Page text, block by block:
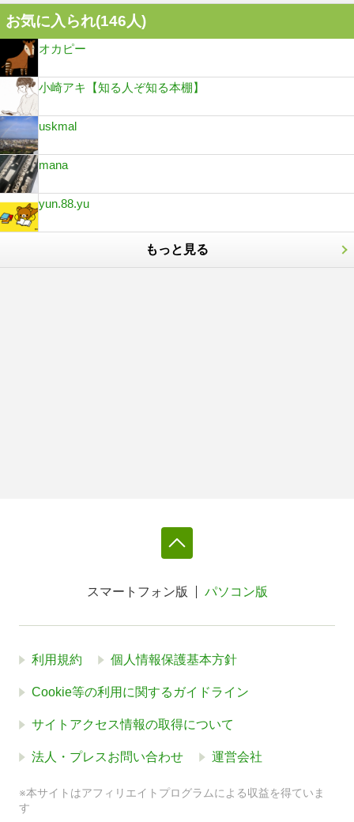
お気に入られ(146人)
オカピー
小崎アキ【知る人ぞ知る本棚】
uskmal
mana
yun.88.yu
もっと見る
スマートフォン版 パソコン版
利用規約 個人情報保護基本方針
Cookie等の利用に関するガイドライン
サイトアクセス情報の取得について
法人・プレスお問い合わせ 運営会社
※本サイトはアフィリエイトプログラムによる収益を得ていま
す